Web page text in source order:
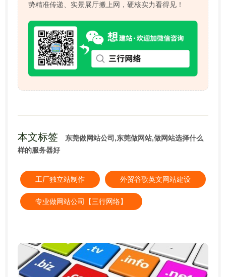
势精准传递、实景展厅搬上网，硬核实力看得见！
本文标签
东莞做网站公司,东莞做网站,做网站选择什么
样的服务器好
工厂独立站制作 外贸谷歌英文网站建设
专业做网站公司【三行网络】